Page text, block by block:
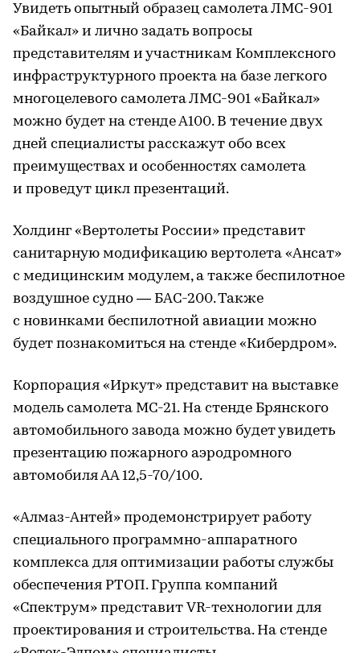
Увидеть опытный образец самолета ЛМС-901
«Байкал» и лично задать вопросы
представителям и участникам Комплексного
инфраструктурного проекта на базе легкого
многоцелевого самолета ЛМС-901 «Байкал»
можно будет на стенде А100. В течение двух
дней специалисты расскажут обо всех
преимуществах и особенностях самолета
и проведут цикл презентаций.
Холдинг «Вертолеты России» представит
санитарную модификацию вертолета «Ансат»
с медицинским модулем, а также беспилотное
воздушное судно — БАС-200. Также
с новинками беспилотной авиации можно
будет познакомиться на стенде «Кибердром».
Корпорация «Иркут» представит на выставке
модель самолета МС-21. На стенде Брянского
автомобильного завода можно будет увидеть
презентацию пожарного аэродромного
автомобиля АА 12,5-70/100.
«Алмаз-Антей» продемонстрирует работу
специального программно-аппаратного
комплекса для оптимизации работы службы
обеспечения РТОП. Группа компаний
«Спектрум» представит VR-технологии для
проектирования и строительства. На стенде